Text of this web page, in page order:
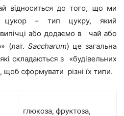
відноситься до того, що ми
цукор – тип цукру, який
або додаємо в чай або
(лат. Saccharum) це загальна
складаються з «будівельних
щоб сформувати різні їх типи.
глюкоза, фруктоза,